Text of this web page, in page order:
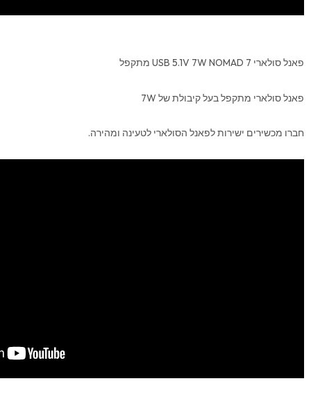
פאנל סולארי USB 5.1V 7W NOMAD 7 מתקפל
פאנל סולארי מתקפל בעל קיבולת של 7W
חברו מכשירים ישירות לפאנל הסולארי לטעינה ומהירה.